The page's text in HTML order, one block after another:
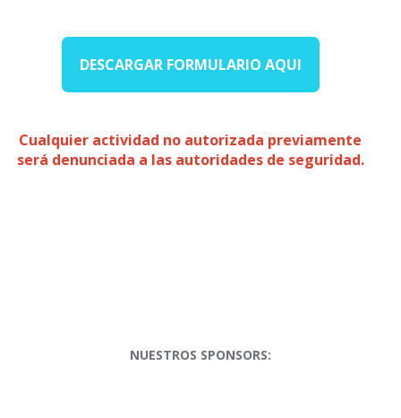
DESCARGAR FORMULARIO AQUI
Cualquier actividad no autorizada previamente
será denunciada a las autoridades de seguridad.
NUESTROS SPONSORS: